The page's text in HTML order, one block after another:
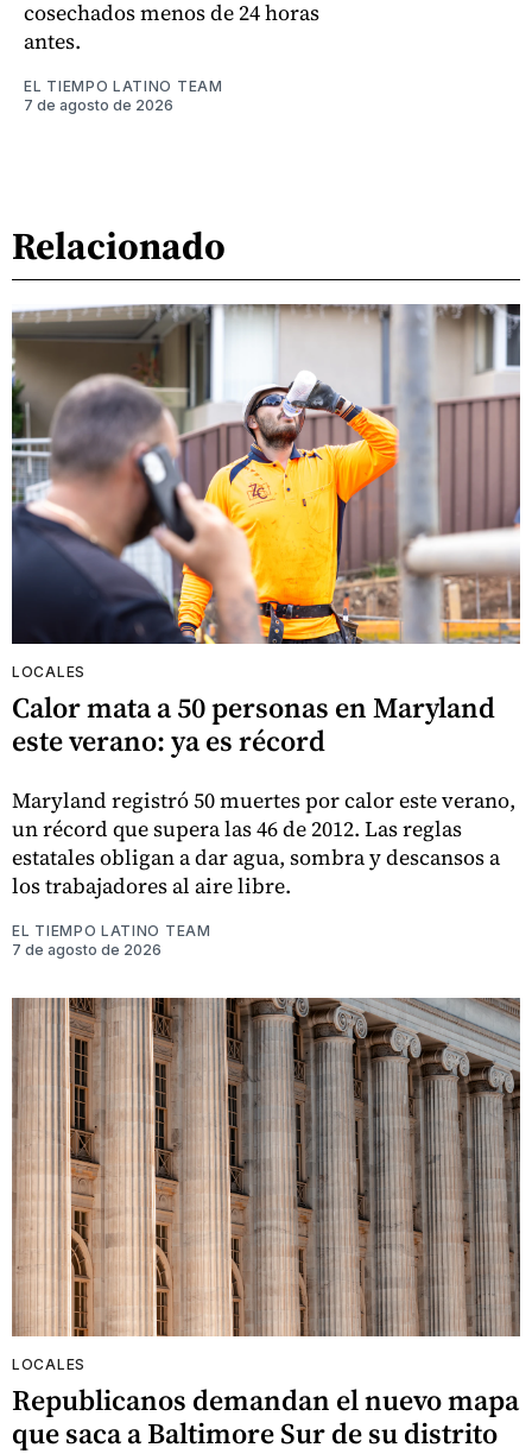
cosechados menos de 24 horas
antes.
EL TIEMPO LATINO TEAM
7 de agosto de 2026
Relacionado
LOCALES
Calor mata a 50 personas en Maryland
este verano: ya es récord
Maryland registró 50 muertes por calor este verano,
un récord que supera las 46 de 2012. Las reglas
estatales obligan a dar agua, sombra y descansos a
los trabajadores al aire libre.
EL TIEMPO LATINO TEAM
7 de agosto de 2026
LOCALES
Republicanos demandan el nuevo mapa
que saca a Baltimore Sur de su distrito